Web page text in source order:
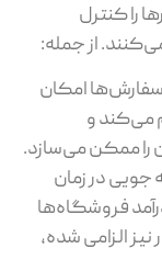
را کنترل
از جمله:
امکان
می‌کند و
را ممکن می‌سازد.
در زمان
فروشگاه‌ها
الزامی شده،